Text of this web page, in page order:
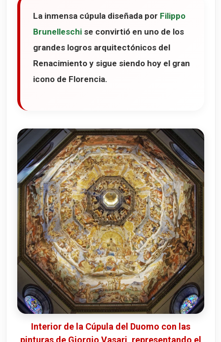
La inmensa cúpula diseñada por Filippo
Brunelleschi se convirtió en uno de los
grandes logros arquitectónicos del
Renacimiento y sigue siendo hoy el gran
icono de Florencia.
Interior de la Cúpula del Duomo con las
pinturas de Giorgio Vasari, representando el